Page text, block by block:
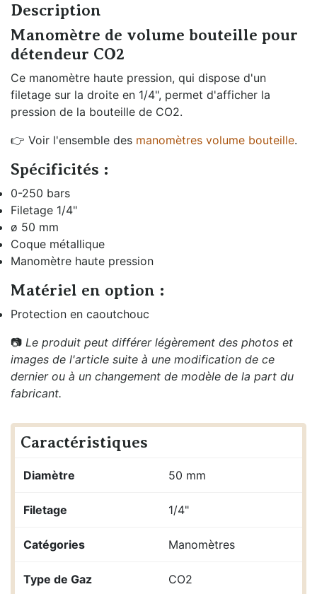
Description
Manomètre de volume bouteille pour
détendeur CO2
Ce manomètre haute pression, qui dispose d'un
filetage sur la droite en 1/4", permet d'afficher la
pression de la bouteille de CO2.
👉 Voir l'ensemble des manomètres volume bouteille.
Spécificités :
0-250 bars
Filetage 1/4"
ø 50 mm
Coque métallique
Manomètre haute pression
Matériel en option :
Protection en caoutchouc
📷 Le produit peut différer légèrement des photos et
images de l'article suite à une modification de ce
dernier ou à un changement de modèle de la part du
fabricant.
Caractéristiques
Diamètre 50 mm
Filetage 1/4"
Catégories Manomètres
Type de Gaz CO2